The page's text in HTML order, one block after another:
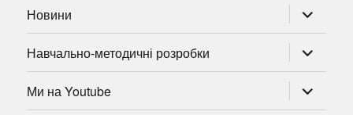
Новини
підменю
Навчально-методичні розробки
підменю
Ми на Youtube
підменю